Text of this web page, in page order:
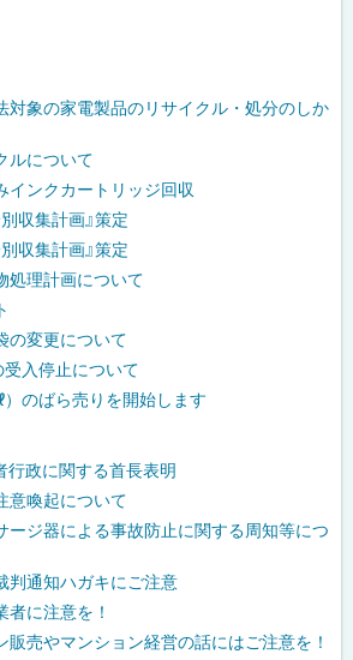
対象の家電製品のリサイクル・処分のしか
ルについて
インクカートリッジ回収
収集計画』策定
収集計画』策定
処理計画について
の変更について
入停止について
のばら売りを開始します
行政に関する首長表明
意喚起について
ージ器による事故防止に関する周知等につ
判通知ハガキにご注意
者に注意を！
販売やマンション経営の話にはご注意を！